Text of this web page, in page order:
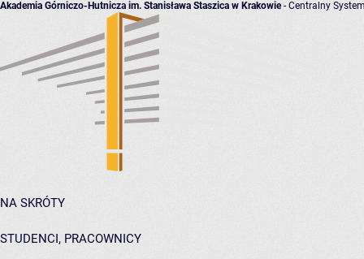
Akademia Górniczo-Hutnicza im. Stanisława Staszica w Krakowie- Centralny
NA SKRÓTY
STUDENCI, PRACOWNICY